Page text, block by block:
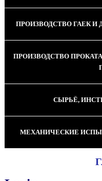
ПРОИЗВОДСТВО ГАЕК
ПРОИЗВОДСТВО
СЫРЬЁ,
МЕХАНИЧЕСКИЕ